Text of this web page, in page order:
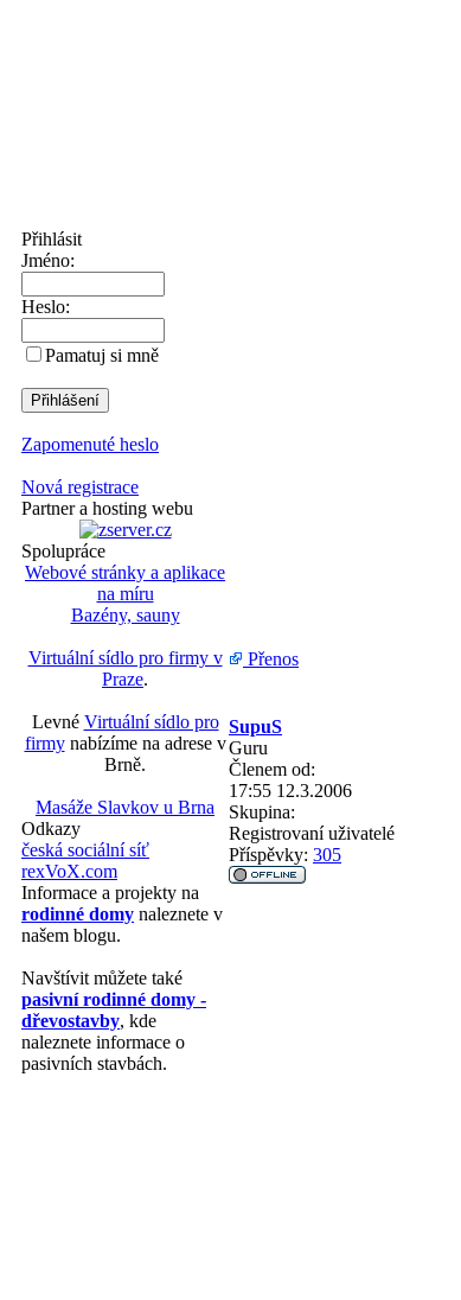
Přihlásit
Jméno:
Heslo:
Pamatuj si mně
Zapomenuté heslo
Nová registrace
Partner a hosting webu
Spolupráce
Webové stránky a aplikace
na míru
Bazény, sauny
Virtuální sídlo pro firmy v
Praze.
Levné Virtuální sídlo pro
firmynabízíme na adrese v
Brně.
Masáže Slavkov u Brna
Odkazy
česká sociální síť
rexVoX.com
Informace a projekty na
rodinné domy naleznete v
našem blogu.
Navštívit můžete také
pasivní rodinné domy -
dřevostavby, kde
naleznete informace o
pasivních stavbách.
Přenos
SupuS
Guru
Členem od:
17:55 12.3.2006
Skupina:
Registrovaní uživatelé
Příspěvky: 305